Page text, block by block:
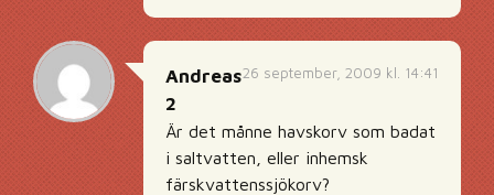
26 september, 2009 kl. 14:41
Andreas
2
Är det månne havskorv som badat
i saltvatten, eller inhemsk
färskvattenssjökorv?